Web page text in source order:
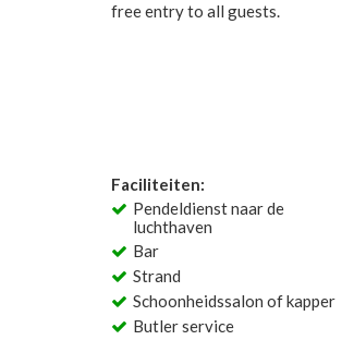
free entry to all guests.
Faciliteiten:
Pendeldienst naar de
luchthaven
Bar
Strand
Schoonheidssalon of kapper
Butler service